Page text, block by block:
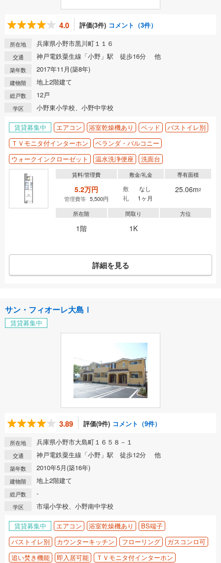
4.0 評価(3件) コメント（3件）
所在地 兵庫県小野市黒川町１１６
交通 神戸電鉄粟生線「小野」駅 徒歩16分 他
築年数 2017年11月(築8年)
建物階 地上2階建て
総戸数 12戸
学区 小野東小学校、小野中学校
賃貸募集中 エアコン 浴室乾燥機あり ベッド
バストイレ別
ＴＶモニタ付インターホン
ベランダ・バルコニー
ウォークインクローゼット
温水洗浄便座 洗面台
賃料/管理費
5.2万円
管理費等 5,500円
敷金/礼金
敷
なし
礼
1ヶ月
専有面積
25.06m2
所在階
1階
間取り
1K
方位
詳細を見る
サン・フィオーレ大島Ⅰ
賃貸募集中
3.89 評価(9件) コメント（9件）
所在地 兵庫県小野市大島町１６５８－１
交通 神戸電鉄粟生線「小野」駅 徒歩12分 他
築年数 2010年5月(築16年)
建物階 地上2階建て
総戸数 -
学区 市場小学校、小野南中学校
賃貸募集中 エアコン 浴室乾燥機あり
BS端子
バストイレ別
カウンターキッチン フローリング
ガスコンロ可
追い焚き機能
即入居可能
ＴＶモニタ付インターホン